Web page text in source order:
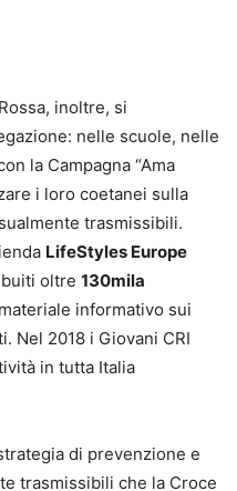
inoltre, si
nelle scuole, nelle
la Campagna “Ama
i loro coetanei sulla
trasmissibili.
LifeStyles Europe
oltre 130mila
informativo sui
Nel 2018 i Giovani CRI
in tutta Italia
di prevenzione e
trasmissibili che la Croce